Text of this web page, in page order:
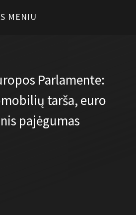
MENIU
Parlamente:
tarša, euro
pajėgumas